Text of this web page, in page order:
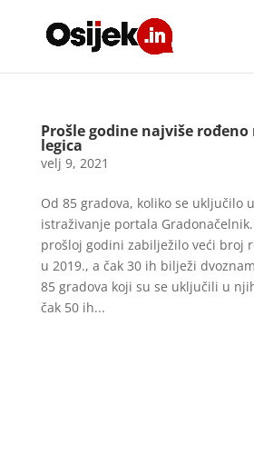
Prošle godine najviše
legica
velj 9, 2021
Od 85 gradova, koliko se uključilo
istraživanje portala
prošloj godini zabilježilo veći broj
u 2019., a čak 30 ih bilježi
85 gradova koji su se uključili u
čak 50 ih...